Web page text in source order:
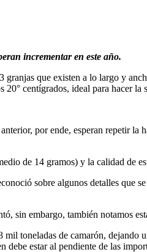
incrementar en este año.
que existen a lo largo y
20° centígrados, ideal para hacer
por ende, esperan repetir
de 14 gramos) y la calidad de
sobre algunos detalles que
sin embargo, también notamos
toneladas de camarón, dejando
estar al pendiente de las